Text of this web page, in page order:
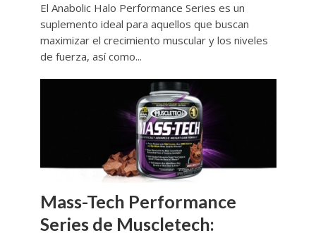
El Anabolic Halo Performance Series es un
suplemento ideal para aquellos que buscan
maximizar el crecimiento muscular y los niveles
de fuerza, así como...
Mass-Tech Performance
Series de Muscletech: